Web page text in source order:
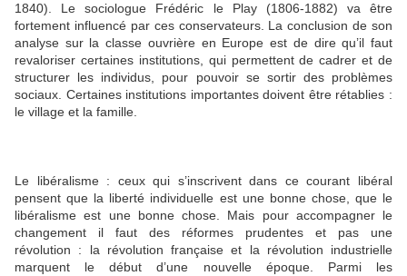
1840). Le sociologue Frédéric le Play (1806-1882) va être
fortement influencé par ces conservateurs. La conclusion de son
analyse sur la classe ouvrière en Europe est de dire qu’il faut
revaloriser certaines institutions, qui permettent de cadrer et de
structurer les individus, pour pouvoir se sortir des problèmes
sociaux. Certaines institutions importantes doivent être rétablies :
le village et la famille.
Le libéralisme : ceux qui s’inscrivent dans ce courant libéral
pensent que la liberté individuelle est une bonne chose, que le
libéralisme est une bonne chose. Mais pour accompagner le
changement il faut des réformes prudentes et pas une
révolution : la révolution française et la révolution industrielle
marquent le début d’une nouvelle époque. Parmi les